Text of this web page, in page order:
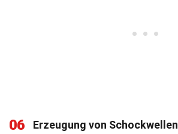
06 Erzeugung von Schockwellen